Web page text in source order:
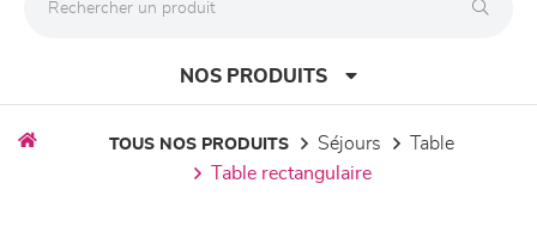
NOS PRODUITS
TOUS NOS PRODUITS séjours
table
table rectangulaire